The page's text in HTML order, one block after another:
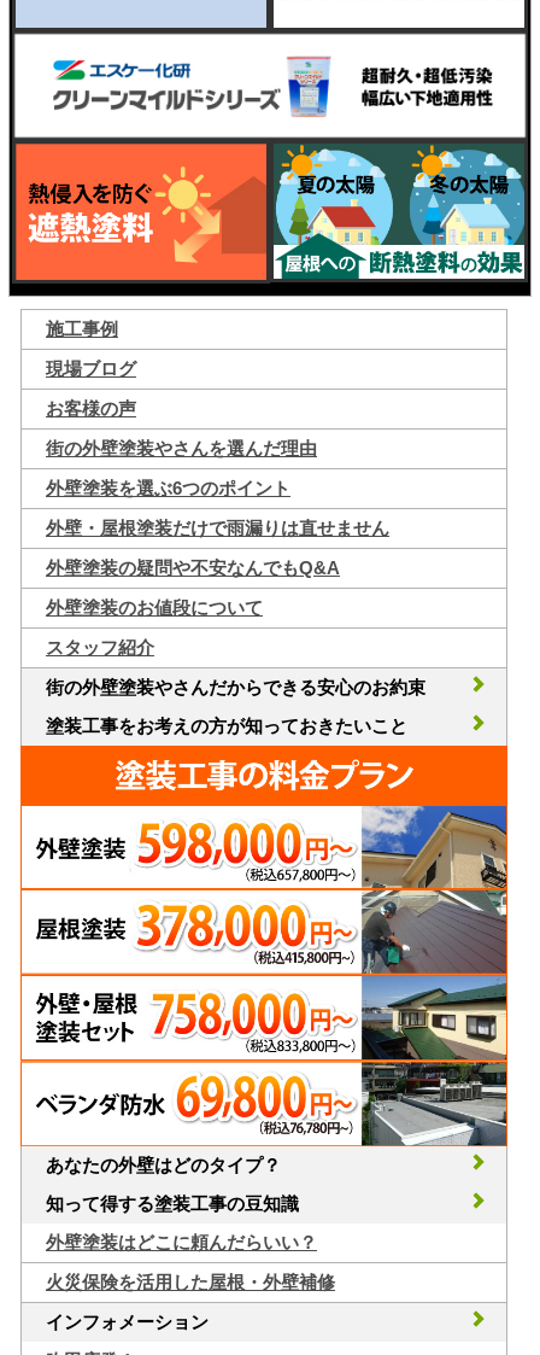
施工事例
現場ブログ
お客様の声
街の外壁塗装やさんを選んだ理由
外壁塗装を選ぶ6つのポイント
外壁・屋根塗装だけで雨漏りは直せません
外壁塗装の疑問や不安なんでもQ&A
外壁塗装のお値段について
スタッフ紹介
街の外壁塗装やさんだからできる安心のお約束
塗装工事をお考えの方が知っておきたいこと
あなたの外壁はどのタイプ？
知って得する塗装工事の豆知識
外壁塗装はどこに頼んだらいい？
火災保険を活用した屋根・外壁補修
インフォメーション